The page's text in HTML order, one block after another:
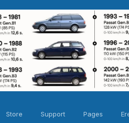
Store Support Pages